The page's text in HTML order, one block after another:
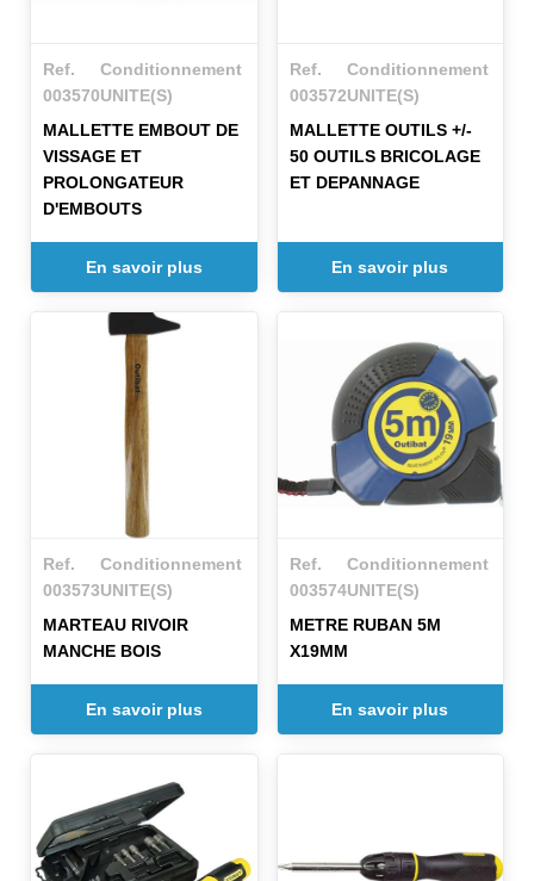
Ref.
003570
Conditionnement
UNITE(S)
MALLETTE EMBOUT DE
VISSAGE ET
PROLONGATEUR
D'EMBOUTS
En savoir plus
Ref.
003572
Conditionnement
UNITE(S)
MALLETTE OUTILS +/-
50 OUTILS BRICOLAGE
ET DEPANNAGE
En savoir plus
Ref.
003573
Conditionnement
UNITE(S)
MARTEAU RIVOIR
MANCHE BOIS
En savoir plus
Ref.
003574
Conditionnement
UNITE(S)
METRE RUBAN 5M
X19MM
En savoir plus